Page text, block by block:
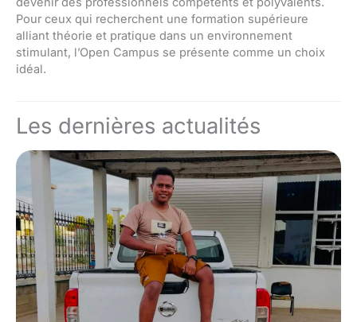
Pour ceux qui recherchent une formation supérieure
alliant théorie et pratique dans un environnement
stimulant, l’Open Campus se présente comme un choix
idéal.
Les dernières actualités